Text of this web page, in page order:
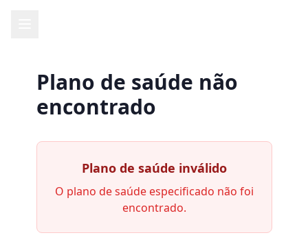
Plano de saúde não
encontrado
Plano de saúde inválido
O plano de saúde especificado não foi
encontrado.